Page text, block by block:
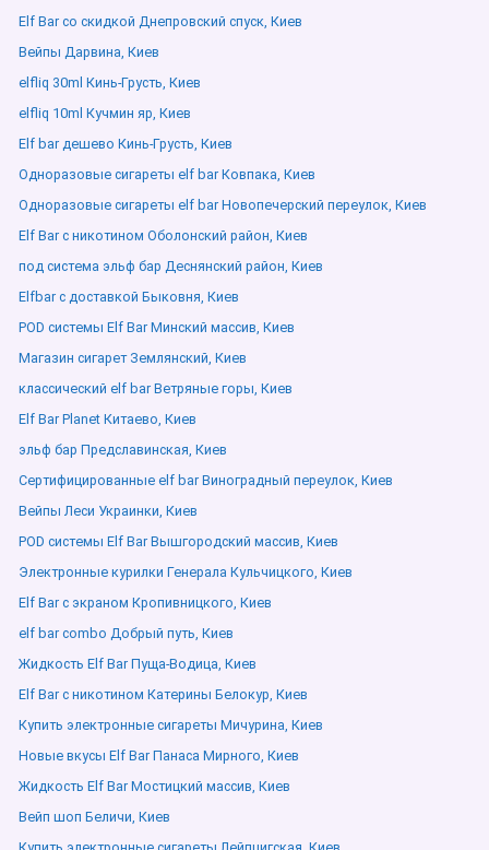
Elf Bar со скидкой Днепровский спуск, Киев
Вейпы Дарвина, Киев
elfliq 30ml Кинь-Грусть, Киев
elfliq 10ml Кучмин яр, Киев
Elf bar дешево Кинь-Грусть, Киев
Одноразовые сигареты elf bar Ковпака, Киев
Одноразовые сигареты elf bar Новопечерский переулок, Киев
Elf Bar с никотином Оболонский район, Киев
под система эльф бар Деснянский район, Киев
Elfbar с доставкой Быковня, Киев
POD системы Elf Bar Минский массив, Киев
Магазин сигарет Землянский, Киев
классический elf bar Ветряные горы, Киев
Elf Bar Planet Китаево, Киев
эльф бар Предславинская, Киев
Сертифицированные elf bar Виноградный переулок, Киев
Вейпы Леси Украинки, Киев
POD системы Elf Bar Вышгородский массив, Киев
Электронные курилки Генерала Кульчицкого, Киев
Elf Bar с экраном Кропивницкого, Киев
elf bar combo Добрый путь, Киев
Жидкость Elf Bar Пуща-Водица, Киев
Elf Bar с никотином Катерины Белокур, Киев
Купить электронные сигареты Мичурина, Киев
Новые вкусы Elf Bar Панаса Мирного, Киев
Жидкость Elf Bar Мостицкий массив, Киев
Вейп шоп Беличи, Киев